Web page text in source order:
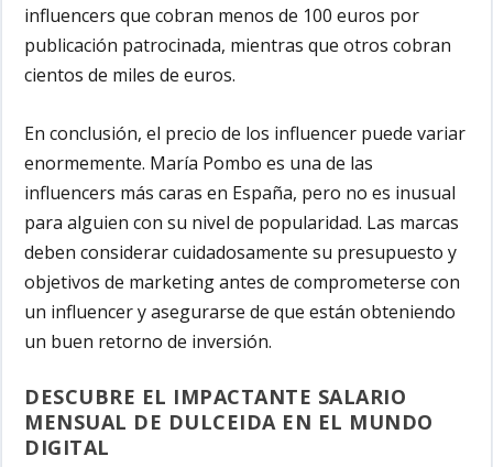
influencers que cobran menos de 100 euros por
publicación patrocinada, mientras que otros cobran
cientos de miles de euros.
En conclusión, el precio de los influencer puede variar
enormemente. María Pombo es una de las
influencers más caras en España, pero no es inusual
para alguien con su nivel de popularidad. Las marcas
deben considerar cuidadosamente su presupuesto y
objetivos de marketing antes de comprometerse con
un influencer y asegurarse de que están obteniendo
un buen retorno de inversión.
DESCUBRE EL IMPACTANTE SALARIO
MENSUAL DE DULCEIDA EN EL MUNDO
DIGITAL